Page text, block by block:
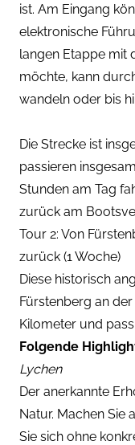
ist. Am Eingang
elektronische
langen Etappe mit
möchte, kann
wandeln oder bis
Die Strecke ist
passieren
Stunden am Tag
zurück am
Tour 2: Von
zurück (1 Woche)
Diese historisch
Fürstenberg an
Kilometer und
Folgende
Lychen
Der anerkannte
Natur. Machen Sie
Sie sich ohne